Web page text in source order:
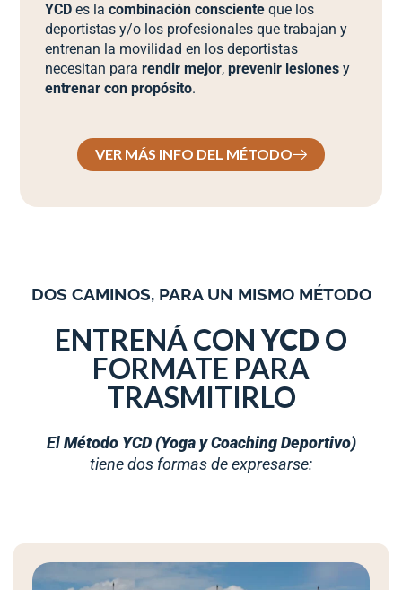
YCDes lacombinación consciente que los
deportistas y/o los profesionales que trabajan y
entrenan la movilidad en los deportistas
necesitan pararendir mejor,prevenir lesiones y
entrenar con propósito.
VER MÁS INFO DEL MÉTODO
DOS CAMINOS, PARA UN MISMO MÉTODO
ENTRENÁ CONYCD O
FORMATE PARA
TRASMITIRLO
El Método YCD (Yoga y Coaching Deportivo)
tiene dos formas de expresarse: